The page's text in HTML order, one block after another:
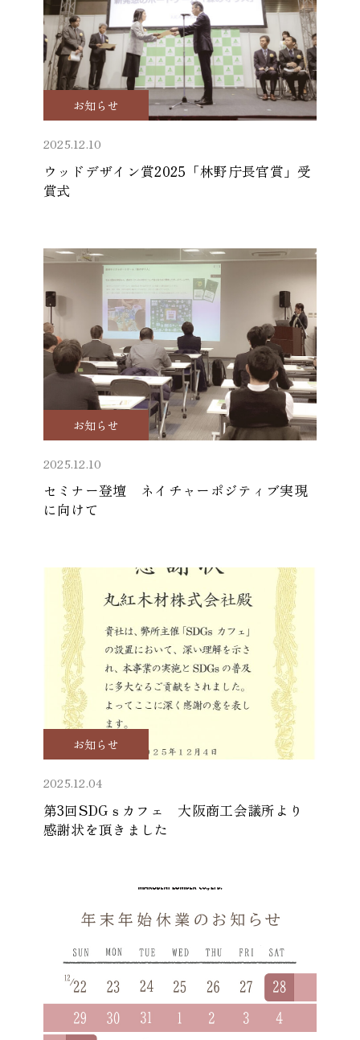
お知らせ
2025.12.10
ウッドデザイン賞2025「林野庁長官賞」受
賞式
お知らせ
2025.12.10
セミナー登壇 ネイチャーポジティブ実現
に向けて
お知らせ
2025.12.04
第3回SDGｓカフェ 大阪商工会議所より
感謝状を頂きました